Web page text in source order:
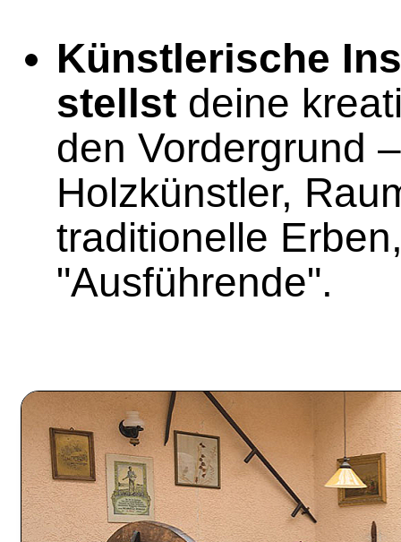
Künstlerische
stellstdeine
den Vordergrund
Holzkünstler,
traditionelle
"Ausführende".